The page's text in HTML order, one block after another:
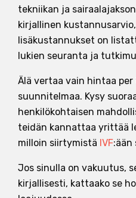
tekniikan ja
kirjallinen
lisäkustannukset on
lukien seuranta ja
Älä vertaa vain hintaa
suunnitelmaa. Kysy
henkilökohtaisen
teidän kannattaa yrittää
milloin siirtymistä IVF:ään
Jos sinulla on vakuutus,
kirjallisesti, kattaako se